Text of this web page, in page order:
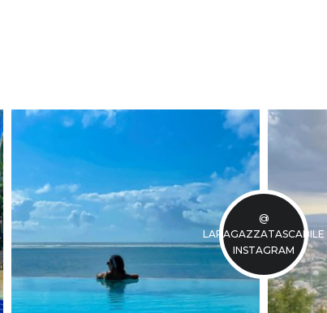
@
LARAGAZZATASCABILE
INSTAGRAM